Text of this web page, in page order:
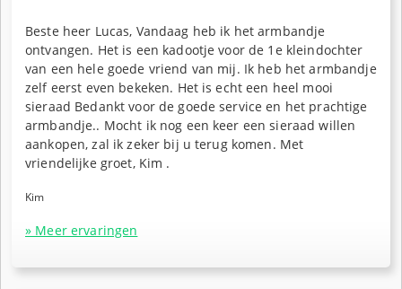
Beste heer Lucas, Vandaag heb ik het armbandje
ontvangen. Het is een kadootje voor de 1e kleindochter
van een hele goede vriend van mij. Ik heb het armbandje
zelf eerst even bekeken. Het is echt een heel mooi
sieraad Bedankt voor de goede service en het prachtige
armbandje.. Mocht ik nog een keer een sieraad willen
aankopen, zal ik zeker bij u terug komen. Met
vriendelijke groet, Kim .
Kim
» Meer ervaringen